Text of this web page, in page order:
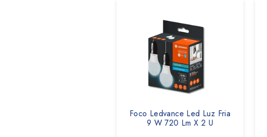
Foco Ledvance Led Luz Fria
9 W 720 Lm X 2 U